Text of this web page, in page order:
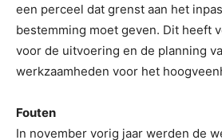
een perceel dat grenst aan het
bestemming moet geven. Dit heeft
voor de uitvoering en de planning
werkzaamheden voor het
Fouten
In november vorig jaar werden de